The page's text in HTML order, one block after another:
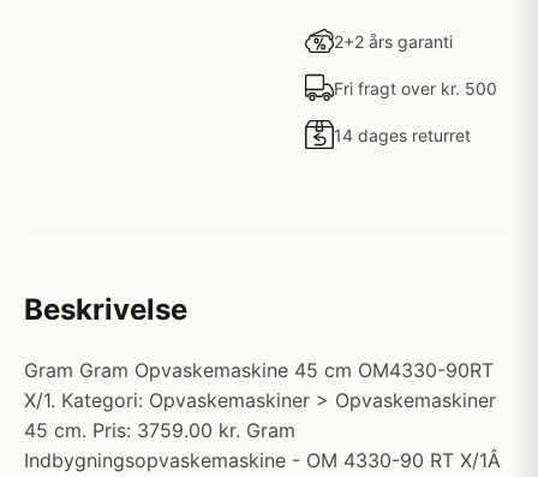
2+2 års garanti
Fri fragt over kr. 500
14 dages returret
Beskrivelse
Gram Gram Opvaskemaskine 45 cm OM4330-90RT
X/1. Kategori: Opvaskemaskiner > Opvaskemaskiner
45 cm. Pris: 3759.00 kr. Gram
Indbygningsopvaskemaskine - OM 4330-90 RT X/1Â